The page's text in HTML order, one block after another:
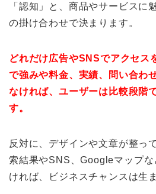
「認知」と、商品やサービスに
の掛け合わせで決まります。
どれだけ広告やSNSでアクセス
で強みや料金、実績、問い合わ
なければ、ユーザーは比較段階
す。
反対に、デザインや文章が整っ
索結果やSNS、Googleマップ
ければ、ビジネスチャンスは生